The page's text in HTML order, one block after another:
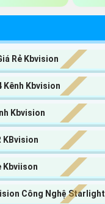
Rẻ Kbvision
Kênh Kbvision
Kbvision
KBvision
Kbviison
Công Nghệ Starlight